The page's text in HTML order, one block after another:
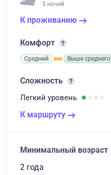
5 ночей
К проживанию
Комфорт
Средний Выше среднего
Сложность
Легкий уровень
К маршруту
Минимальный возраст
2 года